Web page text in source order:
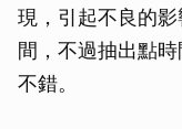
現，引起不良的
間，不過抽出點
不錯。